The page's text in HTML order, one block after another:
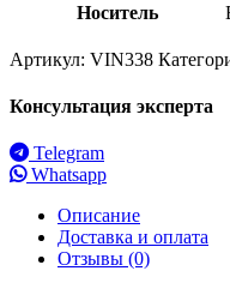
Носитель
Артикул: VIN338
Консультация эксперта
Telegram
Whatsapp
Описание
Доставка и оплата
Отзывы (0)